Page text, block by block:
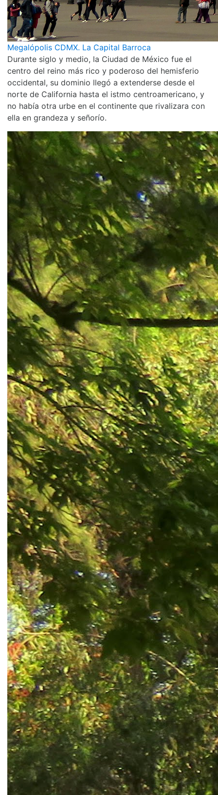
Megalópolis CDMX. La Capital Barroca
Durante siglo y medio, la Ciudad de México fue el
centro del reino más rico y poderoso del hemisferio
occidental, su dominio llegó a extenderse desde el
norte de California hasta el istmo centroamericano, y
no había otra urbe en el continente que rivalizara con
ella en grandeza y señorío.